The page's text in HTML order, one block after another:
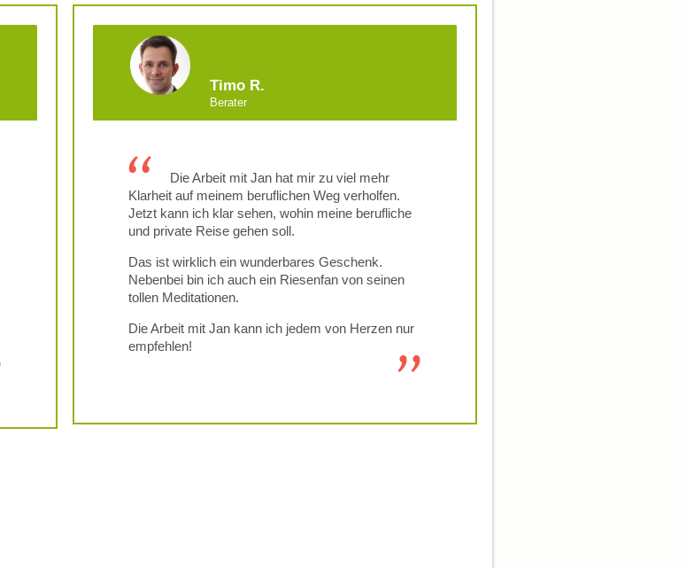
Timo R.
Berater
Die Arbeit mit Jan hat mir zu viel mehr
Klarheit auf meinem beruflichen Weg verholfen.
Jetzt kann ich klar sehen, wohin meine berufliche
und private Reise gehen soll.
Das ist wirklich ein wunderbares Geschenk.
Nebenbei bin ich auch ein Riesenfan von seinen
tollen Meditationen.
Die Arbeit mit Jan kann ich jedem von Herzen nur
empfehlen!